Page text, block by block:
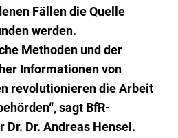
Fällen die Quelle
werden.
Methoden und der
Informationen von
revolutionieren die Arbeit
sagt BfR-
Dr. Andreas Hensel.